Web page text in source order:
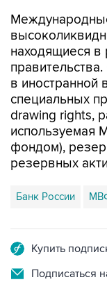
находящиеся в
в иностранной
специальных
drawing rights,
используемая
фондом),
резервных
Банк России
Купить
Подписаться